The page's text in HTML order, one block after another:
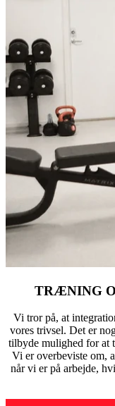
TRÆNING
Vi tror på, at
vores trivsel. Det er
tilbyde mulighed for at
Vi er overbeviste om,
når vi er på arbejde,